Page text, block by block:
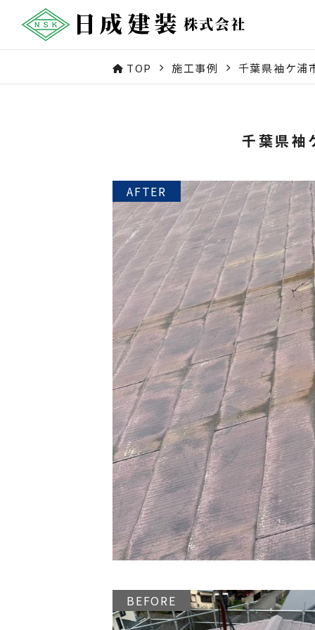
TOP 施工事例 千葉県袖ケ浦
千葉県袖